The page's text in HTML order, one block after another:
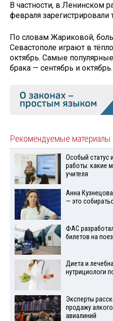
В частности, в Ленинском
февраля зарегистрировали
По словам Жариковой,
Севастополе играют в
октябрь. Самые
брака — сентябрь и октябрь.
Рекомендуемые материалы
Особый статус
работы: какие
учителя
Анна
— это
ФАС
билетов на
Диета и
нутрициологи
Эксперты
продажу
авиалиний